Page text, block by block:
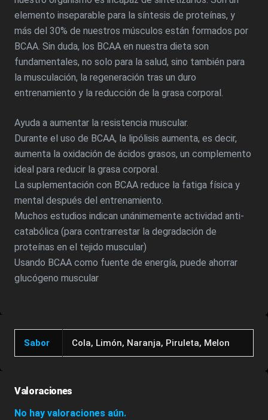
elemento inseparable para la síntesis de proteínas, y
más del 30% de nuestros músculos están formados por
BCAA. Sin duda, los BCAA en nuestra dieta son
fundamentales, no solo para la salud, sino también para
la musculación, la regeneración tras un duro
entrenamiento y la reducción de la grasa corporal.
Ayuda a aumentar la resistencia muscular.
Durante el uso de BCAA, la lipólisis aumenta, es decir,
aumenta la oxidación de ácidos grasos, un complemento
ideal para reducir la grasa corporal.
La suplementación con BCAA reduce la fatiga física y
mental después del entrenamiento.
Muchos estudios indican unánimemente actividad anti-
catabólica (para contrarrestar la degradación de
proteínas en el tejido muscular)
Usando BCAA como fuente de energía, puede ahorrar
glucógeno muscular
Sabor Cola, Limón, Naranja, Piruleta, Melon
Valoraciones
No hay valoraciones aún.